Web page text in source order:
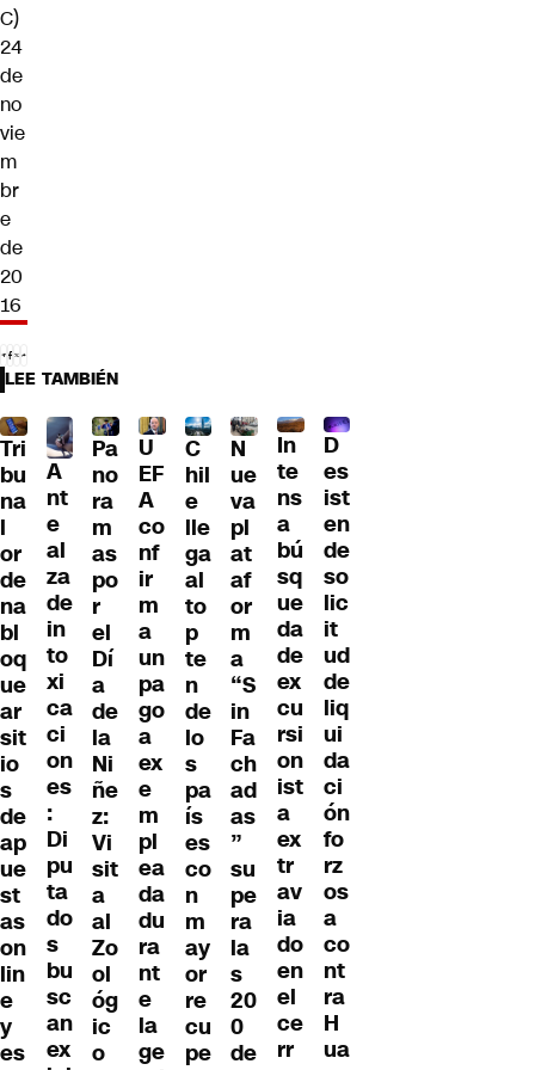
C)
24
de
no
vie
m
br
e
de
20
16
LEE TAMBIÉN
Tri
bu
na
l
or
de
na
bl
oq
ue
ar
sit
io
s
de
ap
ue
st
as
on
lin
e
y
es
A
nt
e
al
za
de
in
to
xi
ca
ci
on
es
:
Di
pu
ta
do
s
bu
sc
an
ex
Pa
no
ra
m
as
po
r
el
Dí
a
de
la
Ni
ñe
z:
Vi
sit
a
al
Zo
ol
óg
ic
o
U
EF
A
co
nf
ir
m
a
un
pa
go
a
ex
e
m
pl
ea
da
du
ra
nt
e
la
ge
C
hil
e
lle
ga
al
to
p
te
n
de
lo
s
pa
ís
es
co
n
m
ay
or
re
cu
pe
N
ue
va
pl
at
af
or
m
a
“S
in
Fa
ch
ad
as
”
su
pe
ra
la
s
20
0
de
In
te
ns
a
bú
sq
ue
da
de
ex
cu
rsi
on
ist
a
ex
tr
av
ia
do
en
el
ce
rr
D
es
ist
en
de
so
lic
it
ud
de
liq
ui
da
ci
ón
fo
rz
os
a
co
nt
ra
H
ua